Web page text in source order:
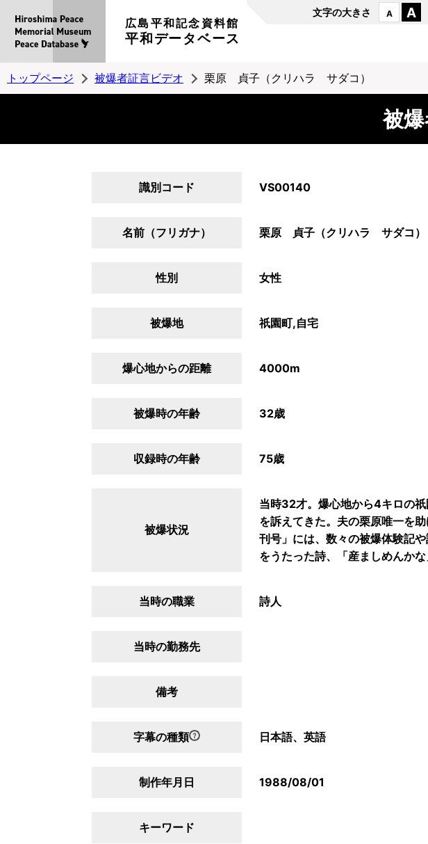
広島平和記念資料館
平和データベース
文字の大きさ A A
トップページ 被爆者証言ビデオ 栗原 貞子（クリハラ サダコ）
被
識別コード VS00140
名前（フリガナ） 栗原 貞子（クリハラ サダコ）
性別 女性
被爆地 祇園町,自宅
爆心地からの距離 4000m
被爆時の年齢 32歳
収録時の年齢 75歳
被爆状況
当時32才。爆心地から4キロの
を訴えてきた。夫の栗原唯一を
刊号」には、数々の被爆体験記
をうたった詩、「産ましめんかな
当時の職業 詩人
当時の勤務先
備考
字幕の種類 日本語、英語
制作年月日 1988/08/01
キーワード